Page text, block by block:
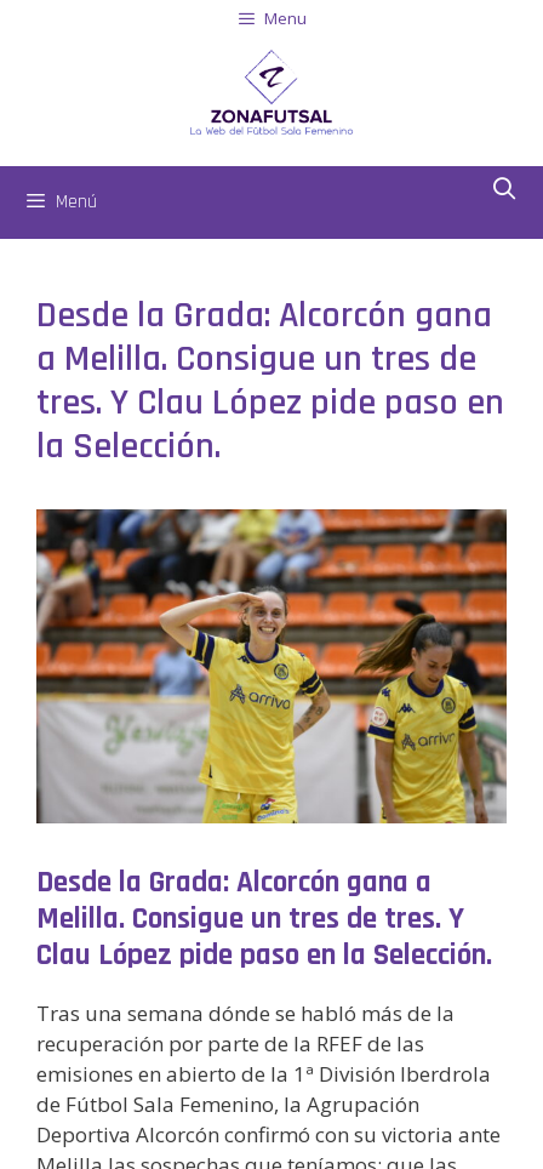
Menu
Menú
Desde la Grada: Alcorcón gana
a Melilla. Consigue un tres de
tres. Y Clau López pide paso en
la Selección.
Desde la Grada: Alcorcón gana a
Melilla. Consigue un tres de tres. Y
Clau López pide paso en la Selección.
Tras una semana dónde se habló más de la
recuperación por parte de la RFEF de las
emisiones en abierto de la 1ª División Iberdrola
de Fútbol Sala Femenino, la Agrupación
Deportiva Alcorcón confirmó con su victoria ante